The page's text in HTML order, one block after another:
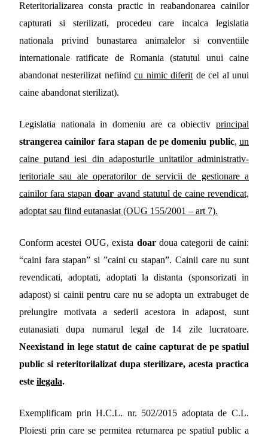
Reteritorializarea consta practic in reabandonarea cainilor
capturati si sterilizati, procedeu care incalca legislatia
nationala privind bunastarea animalelor si conventiile
internationale ratificate de Romania (statutul unui caine
abandonat nesterilizat nefiindcu nimic diferit de cel al unui
caine abandonat sterilizat).
Legislatia nationala in domeniu are ca obiectiv principal
strangerea cainilor fara stapan de pe domeniu public, un
caine putand iesi din adaposturile unitatilor administrativ-
teritoriale sau ale operatorilor de servicii de gestionare a
cainilor fara stapandoar avand statutul de caine revendicat,
adoptat sau fiind eutanasiat (OUG 155/2001 – art 7).
Conform acestei OUG, exista doardoua categorii de caini:
“caini fara stapan” si ”caini cu stapan”. Cainii care nu sunt
revendicati, adoptati, adoptati la distanta (sponsorizati in
adapost) si cainii pentru care nu se adopta un extrabuget de
prelungire motivata a sederii acestora in adapost, sunt
eutanasiati dupa numarul legal de 14 zile lucratoare.
Neexistand in lege statut de caine capturat de pe spatiul
public si reteritorilalizat dupa sterilizare, acesta practica
este ilegala.
Exemplificam prin H.C.L. nr. 502/2015 adoptata de C.L.
Ploiesti prin care se permitea returnarea pe spatiul public a